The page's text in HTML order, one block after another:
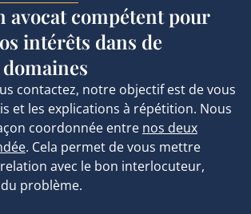
avocat compétent pour
intérêts dans de
contactez, notre objectif est devous
et les explications à répétition. Nous
coordonnée entre nos deux
. Cela permet de vous mettre
avec le bon interlocuteur,
problème.